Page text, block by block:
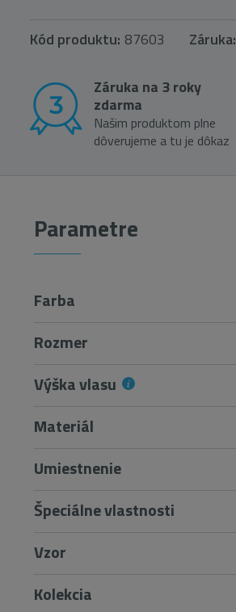
Kód produktu: 87603 Záruka:
Záruka na 3 roky
zdarma
Našim produktom plne
dôverujeme a tu je dôkaz
Parametre
Farba
Rozmer
Výška vlasu
Materiál
Umiestnenie
Špeciálne vlastnosti
Vzor
Kolekcia